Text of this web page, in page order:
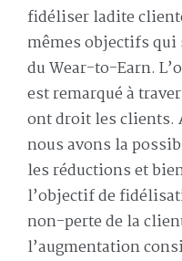
fidéliser ladite
mêmes objectifs qui
du Wear-to-Earn.
est remarqué à
ont droit les clients.
nous avons la
les réductions et
l’objectif de
non-perte de la
l’augmentation